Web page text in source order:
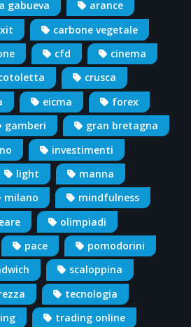
gabueva
arance
carbone vegetale
cfd
cinema
crusca
eicma
forex
gamberi
gran bretagna
investimenti
light
manna
milano
mindfulness
olimpiadi
pace
pomodorini
scaloppina
tecnologia
trading online